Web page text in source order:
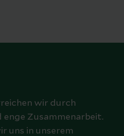
wir durch
enge Zusammenarbeit.
uns in unserem